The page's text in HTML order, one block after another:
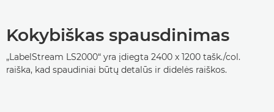
Kokybiškas spausdinimas
„LabelStream LS2000“ yra įdiegta 2400 x 1200 tašk./col.
raiška, kad spaudiniai būtų detalūs ir didelės raiškos.